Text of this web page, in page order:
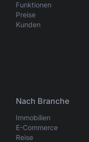
Funktionen
Preise
Kunden
Nach Branche
Immobilien
E-Commerce
Reise